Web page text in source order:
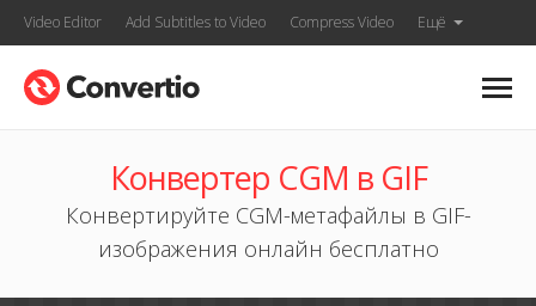
Video Editor Add Subtitles to Video Compress Video Ещё
Конвертер CGM в GIF
Конвертируйте CGM-метафайлы в GIF-
изображения онлайн бесплатно